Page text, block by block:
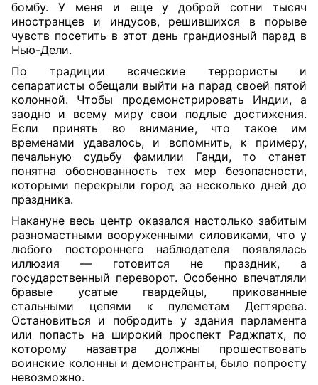
бомбу. У меня и еще у доброй сотни тысяч
иностранцев и индусов, решившихся в порыве
чувств посетить в этот день грандиозный парад в
Нью-Дели.
По традиции всяческие террористы и
сепаратисты обещали выйти на парад своей пятой
колонной. Чтобы продемонстрировать Индии, а
заодно и всему миру свои подлые достижения.
Если принять во внимание, что такое им
временами удавалось, и вспомнить, к примеру,
печальную судьбу фамилии Ганди, то станет
понятна обоснованность тех мер безопасности,
которыми перекрыли город за несколько дней до
праздника.
Накануне весь центр оказался настолько забитым
разномастными вооруженными силовиками, что у
любого постороннего наблюдателя появлялась
иллюзия — готовится не праздник, а
государственный переворот. Особенно впечатляли
бравые усатые гвардейцы, прикованные
стальными цепями к пулеметам Дегтярева.
Остановиться и побродить у здания парламента
или попасть на широкий проспект Раджпатх, по
которому назавтра должны прошествовать
воинские колонны и демонстранты, было попросту
невозможно.